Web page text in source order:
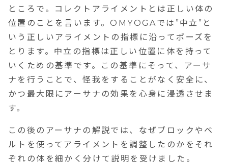
ところで。コレクトアライメントとは正しい体の
位置のことを言います。OMYOGAでは”中立”と
いう正しいアライメントの指標に沿ってポーズを
とります。中立の指標は正しい位置に体を持って
いくための基準です。この基準にそって、アーサ
ナを行うことで、怪我をすることがなく安全に、
かつ最大限にアーサナの効果を心身に浸透させま
す。
この後のアーサナの解説では、なぜブロックやベ
ルトを使ってアライメントを調整したのかをそれ
ぞれの体を細かく分けて説明を受けました。